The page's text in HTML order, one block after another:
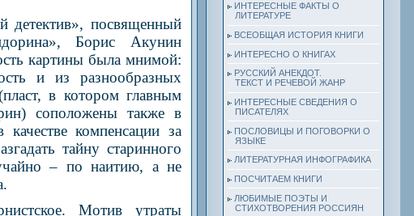
детектив», посвященный
Борис Акунин
картины была мнимой:
и из разнообразных
в котором главным
соположены также в
компенсации за
тайну старинного
– по наитию, а не
Мотив утраты
ИНТЕРЕСНЫЕ ФАКТЫ О
ЛИТЕРАТУРЕ
ВСЕОБЩАЯ ИСТОРИЯ КНИГИ
ИНТЕРЕСНО О КНИГАХ
РУССКИЙ АНЕКДОТ.
ТЕКСТ И РЕЧЕВОЙ ЖАНР
ИНТЕРЕСНЫЕ СВЕДЕНИЯ О
ПИСАТЕЛЯХ
ПОСЛОВИЦЫ И ПОГОВОРКИ О
ЯЗЫКЕ
ЛИТЕРАТУРНАЯ ИНФОГРАФИКА
ПОСЧИТАЕМ КНИГИ
ЛЮБИМЫЕ ПОЭТЫ И
СТИХОТВОРЕНИЯ РОССИЯН